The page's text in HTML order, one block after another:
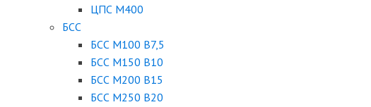
ЦПС М400
БСС
БСС М100 B7,5
БСС М150 B10
БСС М200 B15
БСС М250 B20